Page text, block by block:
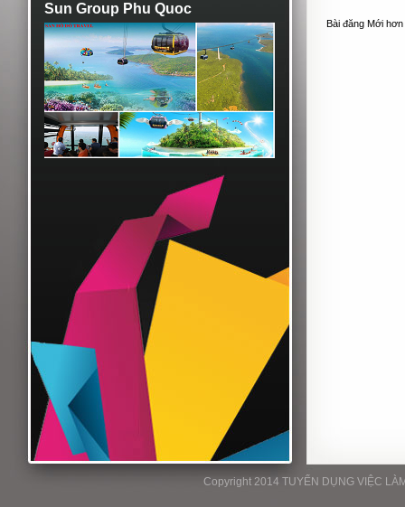
Sun Group Phu Quoc
Bài đăng Mới hơn
Copyright 2014 TUYỂN DỤNG VIỆC